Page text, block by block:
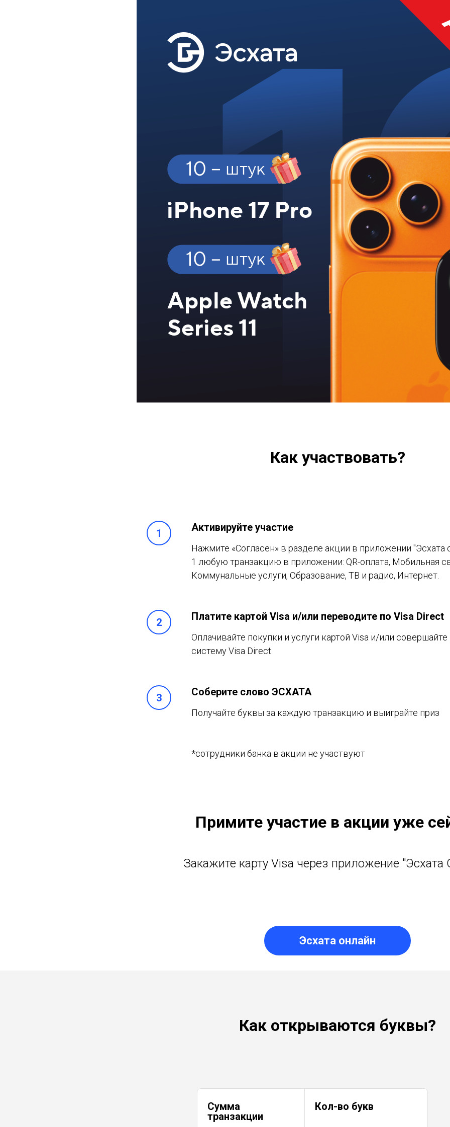
Как участвовать?
Активируйте участие
Нажмите «Согласен» в разделе акции в приложении "Эсхата
1 любую транзакцию в приложении: QR-оплата, Мобильная
Коммунальные услуги, Образование, ТВ и радио, Интернет.
Платите картой Visa и/или переводите по Visa Direct
Оплачивайте покупки и услуги картой Visa и/или
систему Visa Direct
Соберите слово ЭСХАТА
Получайте буквы за каждую транзакцию и выиграйте приз
*сотрудники банка в акции не участвуют
Примите участие в акции уже
Закажите карту Visa через приложение "Эсхата
Эсхата онлайн
Как открываются буквы?
Сумма
транзакции
Кол-во букв